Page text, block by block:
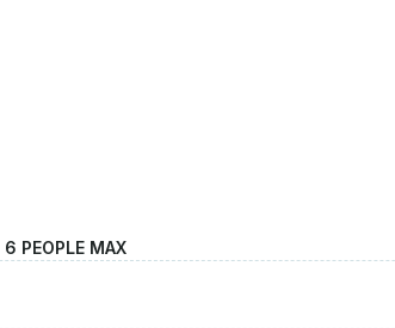
6 PEOPLE MAX